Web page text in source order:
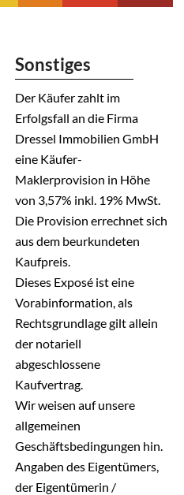
Sonstiges
Der Käufer zahlt im
Erfolgsfall an die Firma
Dressel Immobilien GmbH
eine Käufer-
Maklerprovision in Höhe
von 3,57% inkl. 19% MwSt.
Die Provision errechnet sich
aus dem beurkundeten
Kaufpreis.
Dieses Exposé ist eine
Vorabinformation, als
Rechtsgrundlage gilt allein
der notariell
abgeschlossene
Kaufvertrag.
Wir weisen auf unsere
allgemeinen
Geschäftsbedingungen hin.
Angaben des Eigentümers,
der Eigentümerin /